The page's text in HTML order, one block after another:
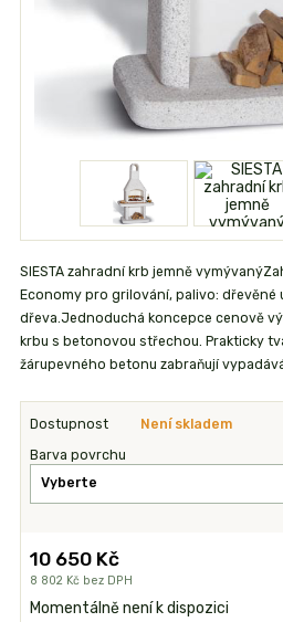
SIESTA zahradní krb jemně
Economy pro grilování, palivo: dřevěné
dřeva.Jednoduchá koncepce cenově
krbu s betonovou střechou. Prakticky
žárupevného betonu zabraňují
Dostupnost Není skladem
Barva povrchu
10 650 Kč
8 802 Kč bez DPH
Momentálně není k dispozici